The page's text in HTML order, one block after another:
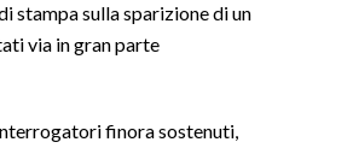
stampa sulla sparizione di un
via in gran parte
finora sostenuti,